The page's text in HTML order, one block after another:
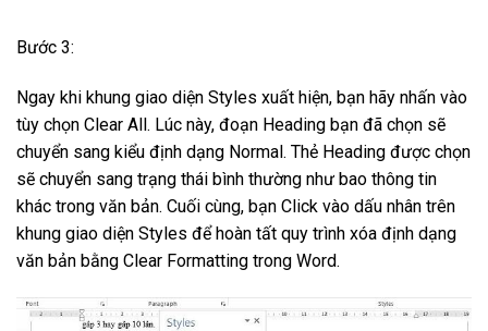
Bước 3:
Ngay khi khung giao diện Styles xuất hiện, bạn hãy nhấn vào
tùy chọn Clear All. Lúc này, đoạn Heading bạn đã chọn sẽ
chuyển sang kiểu định dạng Normal. Thẻ Heading được chọn
sẽ chuyển sang trạng thái bình thường như bao thông tin
khác trong văn bản. Cuối cùng, bạn Click vào dấu nhân trên
khung giao diện Styles để hoàn tất quy trình xóa định dạng
văn bản bằng Clear Formatting trong Word.